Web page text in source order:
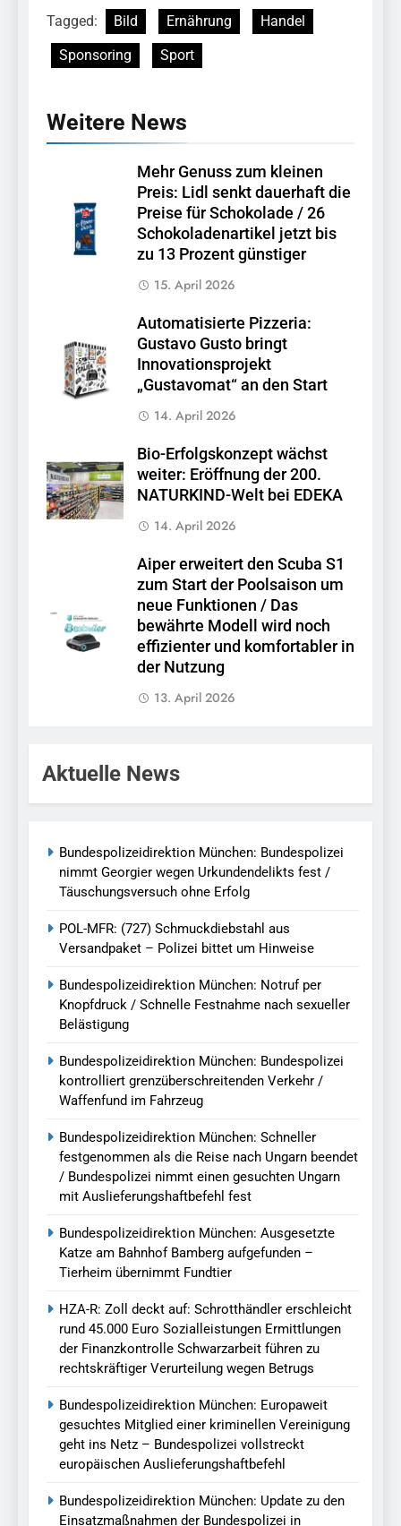
Tagged: Bild Ernährung
Handel
Sponsoring
Sport
Weitere News
Mehr Genuss zum kleinen
Preis: Lidl senkt dauerhaft die
Preise für Schokolade / 26
Schokoladenartikel jetzt bis
zu 13 Prozent günstiger
15. April 2026
Automatisierte Pizzeria:
Gustavo Gusto bringt
Innovationsprojekt
„Gustavomat“ an den Start
14. April 2026
Bio-Erfolgskonzept wächst
weiter: Eröffnung der 200.
NATURKIND-Welt bei EDEKA
14. April 2026
Aiper erweitert den Scuba S1
zum Start der Poolsaison um
neue Funktionen / Das
bewährte Modell wird noch
effizienter und komfortabler in
der Nutzung
13. April 2026
Aktuelle News
Bundespolizeidirektion München: Bundespolizei
nimmt Georgier wegen Urkundendelikts fest /
Täuschungsversuch ohne Erfolg
POL-MFR: (727) Schmuckdiebstahl aus
Versandpaket – Polizei bittet um Hinweise
Bundespolizeidirektion München: Notruf per
Knopfdruck / Schnelle Festnahme nach sexueller
Belästigung
Bundespolizeidirektion München: Bundespolizei
kontrolliert grenzüberschreitenden Verkehr /
Waffenfund im Fahrzeug
Bundespolizeidirektion München: Schneller
festgenommen als die Reise nach Ungarn beendet
/ Bundespolizei nimmt einen gesuchten Ungarn
mit Auslieferungshaftbefehl fest
Bundespolizeidirektion München: Ausgesetzte
Katze am Bahnhof Bamberg aufgefunden –
Tierheim übernimmt Fundtier
HZA-R: Zoll deckt auf: Schrotthändler erschleicht
rund 45.000 Euro Sozialleistungen Ermittlungen
der Finanzkontrolle Schwarzarbeit führen zu
rechtskräftiger Verurteilung wegen Betrugs
Bundespolizeidirektion München: Europaweit
gesuchtes Mitglied einer kriminellen Vereinigung
geht ins Netz – Bundespolizei vollstreckt
europäischen Auslieferungshaftbefehl
Bundespolizeidirektion München: Update zu den
Einsatzmaßnahmen der Bundespolizei in